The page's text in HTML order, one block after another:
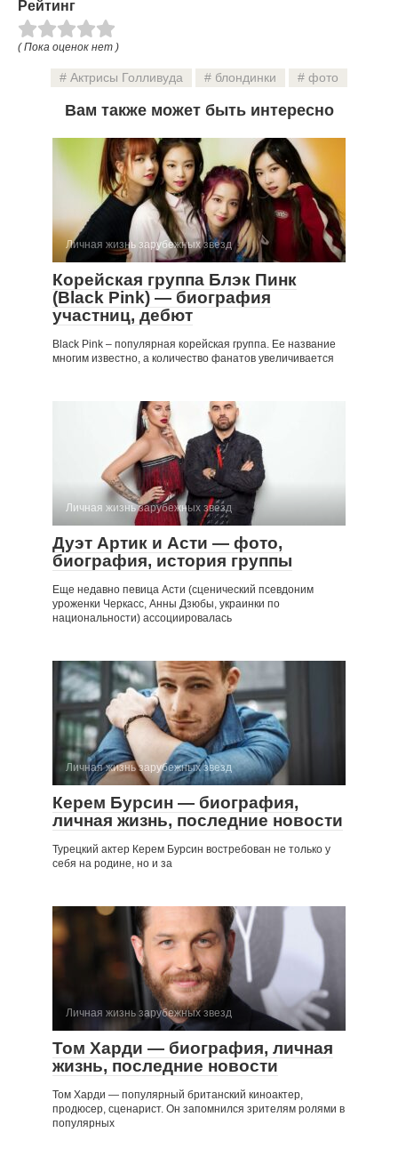
жизнь
Рейтинг
( Пока оценок нет )
Актрисы Голливуда блондинки фото
Вам также может быть интересно
Личная жизнь зарубежных звезд
Корейская группа Блэк Пинк
(Black Pink) — биография
участниц, дебют
Black Pink – популярная корейская группа. Ее название
многим известно, а количество фанатов увеличивается
Личная жизнь зарубежных звезд
Дуэт Артик и Асти — фото,
биография, история группы
Еще недавно певица Асти (сценический псевдоним
уроженки Черкасс, Анны Дзюбы, украинки по
национальности) ассоциировалась
Личная жизнь зарубежных звезд
Керем Бурсин — биография,
личная жизнь, последние новости
Турецкий актер Керем Бурсин востребован не только у
себя на родине, но и за
Личная жизнь зарубежных звезд
Том Харди — биография, личная
жизнь, последние новости
Том Харди — популярный британский киноактер,
продюсер, сценарист. Он запомнился зрителям ролями в
популярных